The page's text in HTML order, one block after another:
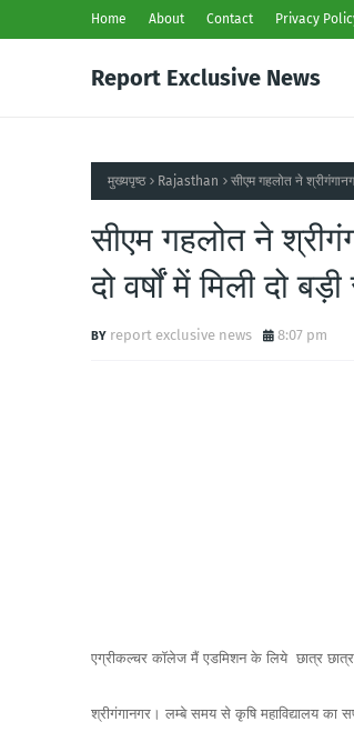
Home About Contact Privacy
Report Exclusive News
मुख्यपृष्ठ Rajasthan सीएम गहलोत ने
सीएम गहलोत ने
दो वर्षों में मिली दो
report exclusive news 8:07 pm
एग्रीकल्चर कॉलेज मैं एडमिशन के लिये छात्र
श्रीगंगानगर। लम्बे समय से कृषि महाविद्यालय का